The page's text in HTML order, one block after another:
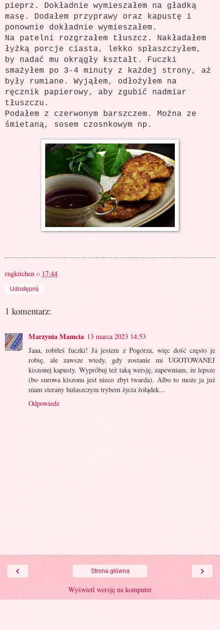
pieprz. Dokładnie wymieszałem na gładką
masę. Dodałem przyprawy oraz kapustę i
ponownie dokładnie wymieszałem.
Na patelni rozgrzałem tłuszcz. Nakładałem
łyżką porcje ciasta, lekko spłaszczyłem,
by nadać mu okrągły kształt. Fuczki
smażyłem po 3-4 minuty z każdej strony, aż
były rumiane. Wyjąłem, odłożyłem na
ręcznik papierowy, aby zgubić nadmiar
tłuszczu.
Podałem z czerwonym barszczem. Można ze
śmietaną, sosem czosnkowym np.
rngkitchen o 17:44
Udostępnij
1 komentarz:
Marzynia Mamcia 13 marca 2023 14:53
Jaaa, robiłeś fuczki! Ja jestem z Pogórza, więc dość często je
robię, ale zawsze wtedy, gdy zostanie mi UGOTOWANEJ
kiszonej kapusty. Wypróbuj też taką wersję, zapewniam, że lepsze
(bo surowa kiszona jest nieco zbyt twarda). Albo to może ja już
mam sterany hulaszczym trybem życia żołądek...
Odpowiedz
‹ ›
Strona główna
Wyświetl wersję na komputer